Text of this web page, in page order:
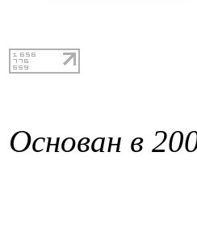
Основан в